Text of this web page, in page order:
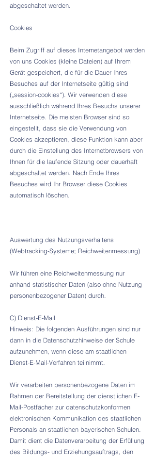
abgeschaltet werden.
Cookies
Beim Zugriff auf dieses Internetangebot werden
von uns Cookies (kleine Dateien) auf Ihrem
Gerät gespeichert, die für die Dauer Ihres
Besuches auf der Internetseite gültig sind
(„session-cookies“). Wir verwenden diese
ausschließlich während Ihres Besuchs unserer
Internetseite. Die meisten Browser sind so
eingestellt, dass sie die Verwendung von
Cookies akzeptieren, diese Funktion kann aber
durch die Einstellung des Internetbrowsers von
Ihnen für die laufende Sitzung oder dauerhaft
abgeschaltet werden. Nach Ende Ihres
Besuches wird Ihr Browser diese Cookies
automatisch löschen.
Auswertung des Nutzungsverhaltens
(Webtracking-Systeme; Reichweitenmessung)
Wir führen eine Reichweitenmessung nur
anhand statistischer Daten (also ohne Nutzung
personenbezogener Daten) durch.
C) Dienst-E-Mail
Hinweis: Die folgenden Ausführungen sind nur
dann in die Datenschutzhinweise der Schule
aufzunehmen, wenn diese am staatlichen
Dienst-E-Mail-Verfahren teilnimmt.
Wir verarbeiten personenbezogene Daten im
Rahmen der Bereitstellung der dienstlichen E-
Mail-Postfächer zur datenschutzkonformen
elektronischen Kommunikation des staatlichen
Personals an staatlichen bayerischen Schulen.
Damit dient die Datenverarbeitung der Erfüllung
des Bildungs- und Erziehungsauftrags, den